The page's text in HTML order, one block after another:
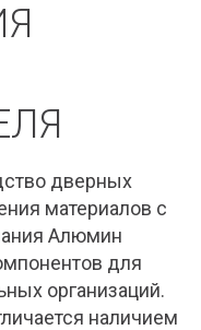
дверных
материалов с
Алюмин
для
организаций.
наличием